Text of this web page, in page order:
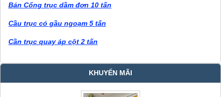
Bán Cổng trục dầm đơn 10 tấn
Cầu trục có gầu ngoạm 5 tấn
Cần trục quay áp cột 2 tấn
KHUYẾN MÃI